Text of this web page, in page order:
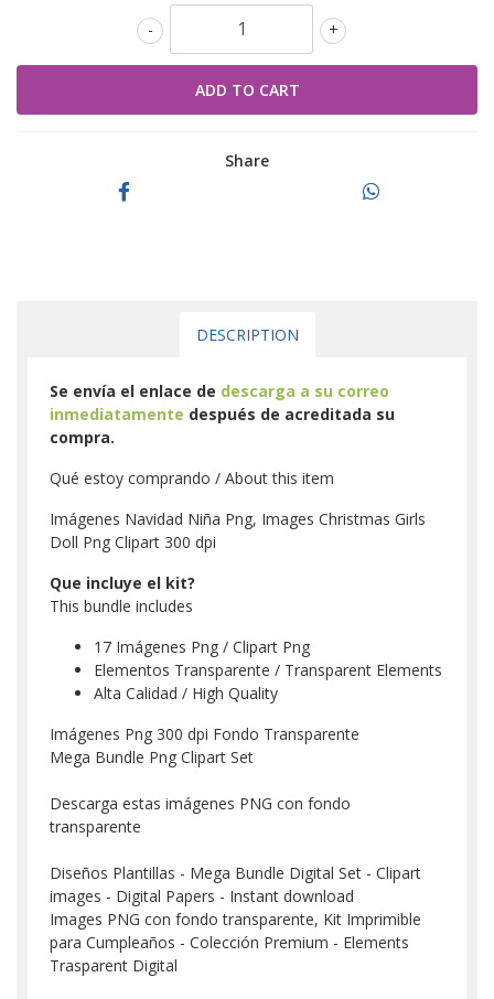
+
-
Share
DESCRIPTION
Se envía el enlace de descarga a su correo
inmediatamente después de acreditada su
compra.
Qué estoy comprando / About this item
Imágenes Navidad Niña Png, Images Christmas Girls
Doll Png Clipart 300 dpi
Que incluye el kit?
This bundle includes
17 Imágenes Png / Clipart Png
Elementos Transparente / Transparent Elements
Alta Calidad / High Quality
Imágenes Png 300 dpi Fondo Transparente
Mega Bundle Png Clipart Set
Descarga estas imágenes PNG con fondo
transparente
Diseños Plantillas - Mega Bundle Digital Set - Clipart
images - Digital Papers - Instant download
Images PNG con fondo transparente, Kit Imprimible
para Cumpleaños - Colección Premium - Elements
Trasparent Digital